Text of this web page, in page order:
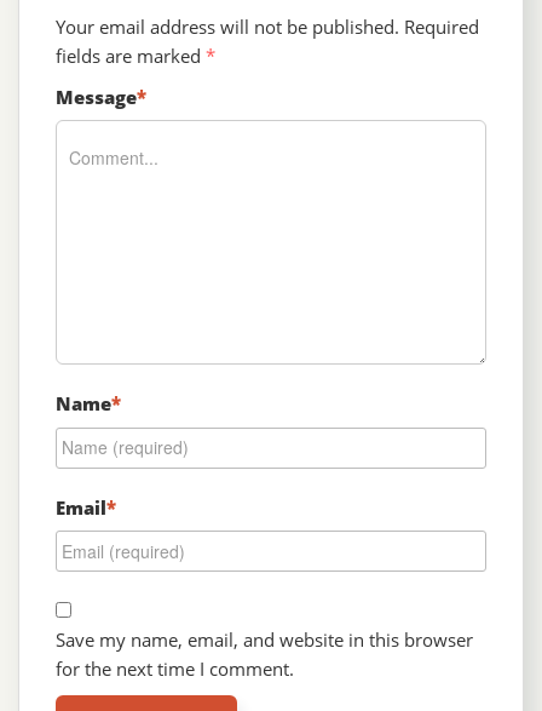
Your email address will not be published. Required
fields are marked *
Message*
Name*
Email*
Save my name, email, and website in this browser
for the next time I comment.